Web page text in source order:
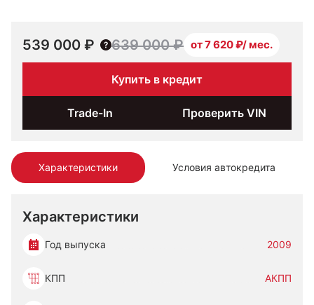
Характеристики Условия автокредита
Характеристики
Год выпуска 2009
КПП АКПП
539 000 ₽ 639 000 ₽ от 7 620 ₽/ мес.
Купить в кредит
Trade-In Проверить VIN